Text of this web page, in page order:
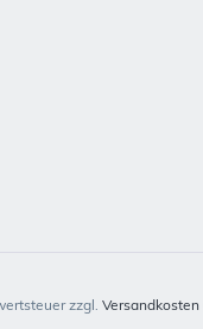
zzgl. Versandkosten